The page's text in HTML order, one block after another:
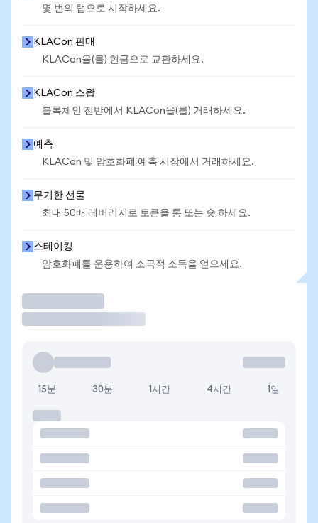
몇 번의 탭으로 시작하세요.
KLACon 판매
KLACon을(를) 현금으로 교환하세요.
KLACon 스왑
블록체인 전반에서 KLACon을(를) 거래하세요.
예측
KLACon 및 암호화폐 예측 시장에서 거래하세요.
무기한 선물
최대 50배 레버리지로 토큰을 롱 또는 숏 하세요.
스테이킹
암호화폐를 운용하여 소극적 소득을 얻으세요.
15분 30분 1시간 4시간 1일